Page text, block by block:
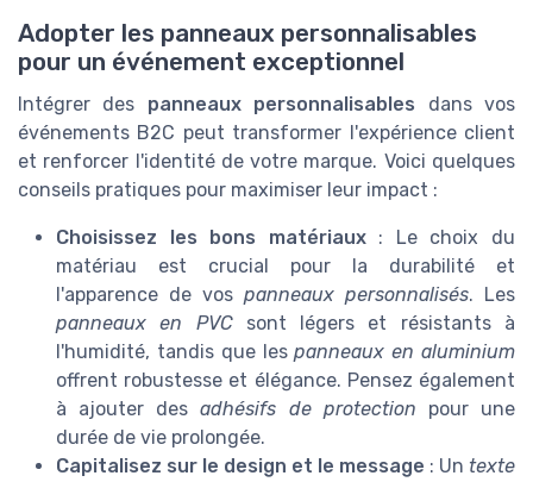
Adopter les panneaux personnalisables
pour un événement exceptionnel
Intégrer des panneaux personnalisables dans vos
événements B2C peut transformer l'expérience client
et renforcer l'identité de votre marque. Voici quelques
conseils pratiques pour maximiser leur impact :
Choisissez les bons matériaux: Le choix du
matériau est crucial pour la durabilité et
l'apparence de vos panneaux personnalisés. Les
panneaux en PVCsont légers et résistants à
l'humidité, tandis que lespanneaux en aluminium
offrent robustesse et élégance. Pensez également
à ajouter desadhésifs de protection pour une
durée de vie prolongée.
Capitalisez sur le design et le message : Un texte